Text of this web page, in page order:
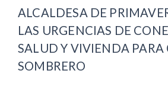
ALCALDESA DE
LAS URGENCIAS DE
SALUD Y VIVIENDA PARA
SOMBRERO